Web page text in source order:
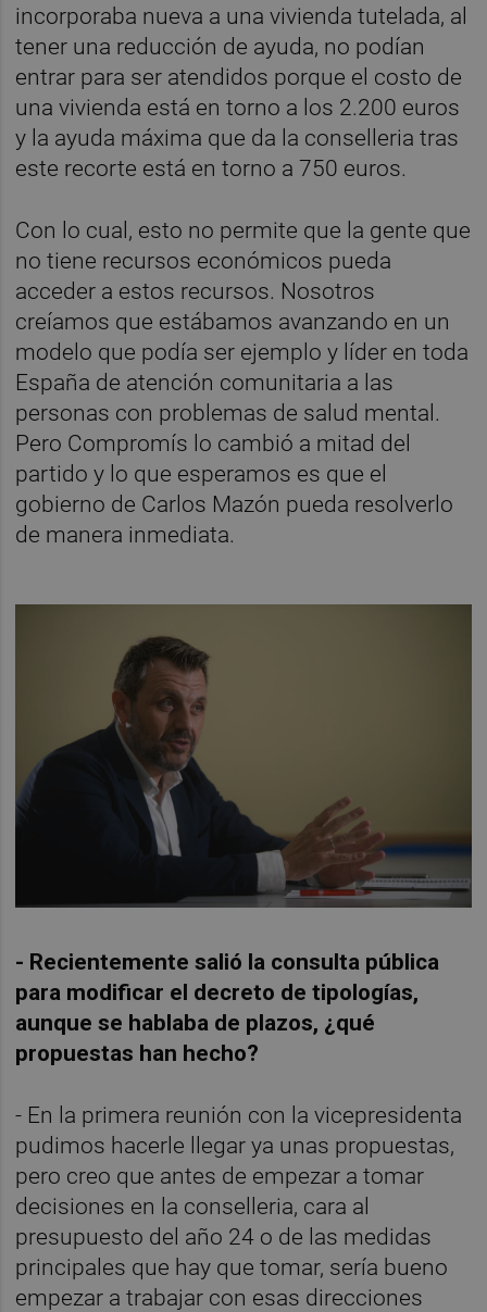
incorporaba nueva a una vivienda tutelada, al
tener una reducción de ayuda, no podían
entrar para ser atendidos porque el costo de
una vivienda está en torno a los 2.200 euros
y la ayuda máxima que da la conselleria tras
este recorte está en torno a 750 euros.
Con lo cual, esto no permite que la gente que
no tiene recursos económicos pueda
acceder a estos recursos. Nosotros
creíamos que estábamos avanzando en un
modelo que podía ser ejemplo y líder en toda
España de atención comunitaria a las
personas con problemas de salud mental.
Pero Compromís lo cambió a mitad del
partido y lo que esperamos es que el
gobierno de Carlos Mazón pueda resolverlo
de manera inmediata.
- Recientemente salió la consulta pública
para modificar el decreto de tipologías,
aunque se hablaba de plazos, ¿qué
propuestas han hecho?
- En la primera reunión con la vicepresidenta
pudimos hacerle llegar ya unas propuestas,
pero creo que antes de empezar a tomar
decisiones en la conselleria, cara al
presupuesto del año 24 o de las medidas
principales que hay que tomar, sería bueno
empezar a trabajar con esas direcciones